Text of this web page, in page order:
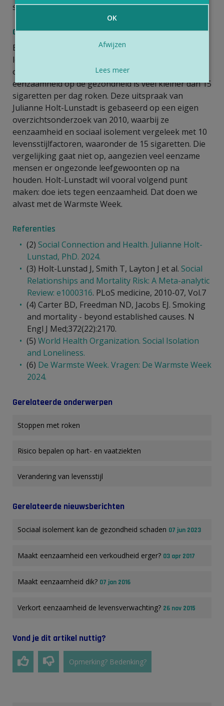
samen tegen eenzaamheid (6).
Conclusie
Eenzaamheid en sociale isolatie verminderen de
levensverwachting, grotendeels als gevolg van
ongezonde eet- en leefgewoonten. De impact van
eenzaamheid op de gezondheid is veel kleiner dan 15
sigaretten per dag roken. Deze uitspraak van
Julianne Holt-Lunstadt is gebaseerd op een eigen
overzichtsonderzoek van 2010, waarbij ze
eenzaamheid en sociaal isolement vergeleek met 10
levensstijlfactoren, waaronder de 15 sigaretten. Die
vergelijking gaat niet op, aangezien veel eenzame
mensen er ongezonde leefgewoonten op na
houden. Holt-Lunstadt wil vooral volgend punt
maken: doe iets tegen eenzaamheid. Dat doen we
alvast met de Warmste Week.
Referenties
(2) Social Connection and Health. Julianne Holt-
Lunstad, PhD. 2024.
(3) Holt-Lunstad J, Smith T, Layton J et al. Social
Relationships and Mortality Risk: A Meta-analytic
Review: e1000316. PLoS medicine, 2010-07, Vol.7
(4) Carter BD, Freedman ND, Jacobs EJ. Smoking
and mortality - beyond established causes. N
Engl J Med;372(22):2170.
(5) World Health Organization. Social Isolation
and Loneliness.
(6) De Warmste Week. Vragen: De Warmste Week
2024.
Gerelateerde onderwerpen
Stoppen met roken
Risico bepalen op hart- en vaatziekten
Verandering van levensstijl
Gerelateerde nieuwsberichten
Sociaal isolement kan de gezondheid schaden 07 jun 2023
Maakt eenzaamheid een verkoudheid erger? 03 apr 2017
Maakt eenzaamheid dik? 07 jan 2016
Verkort eenzaamheid de levensverwachting? 26 nov 2015
Vond je dit artikel nuttig?
Opmerking? Bedenking?
OK
Afwijzen
Lees meer